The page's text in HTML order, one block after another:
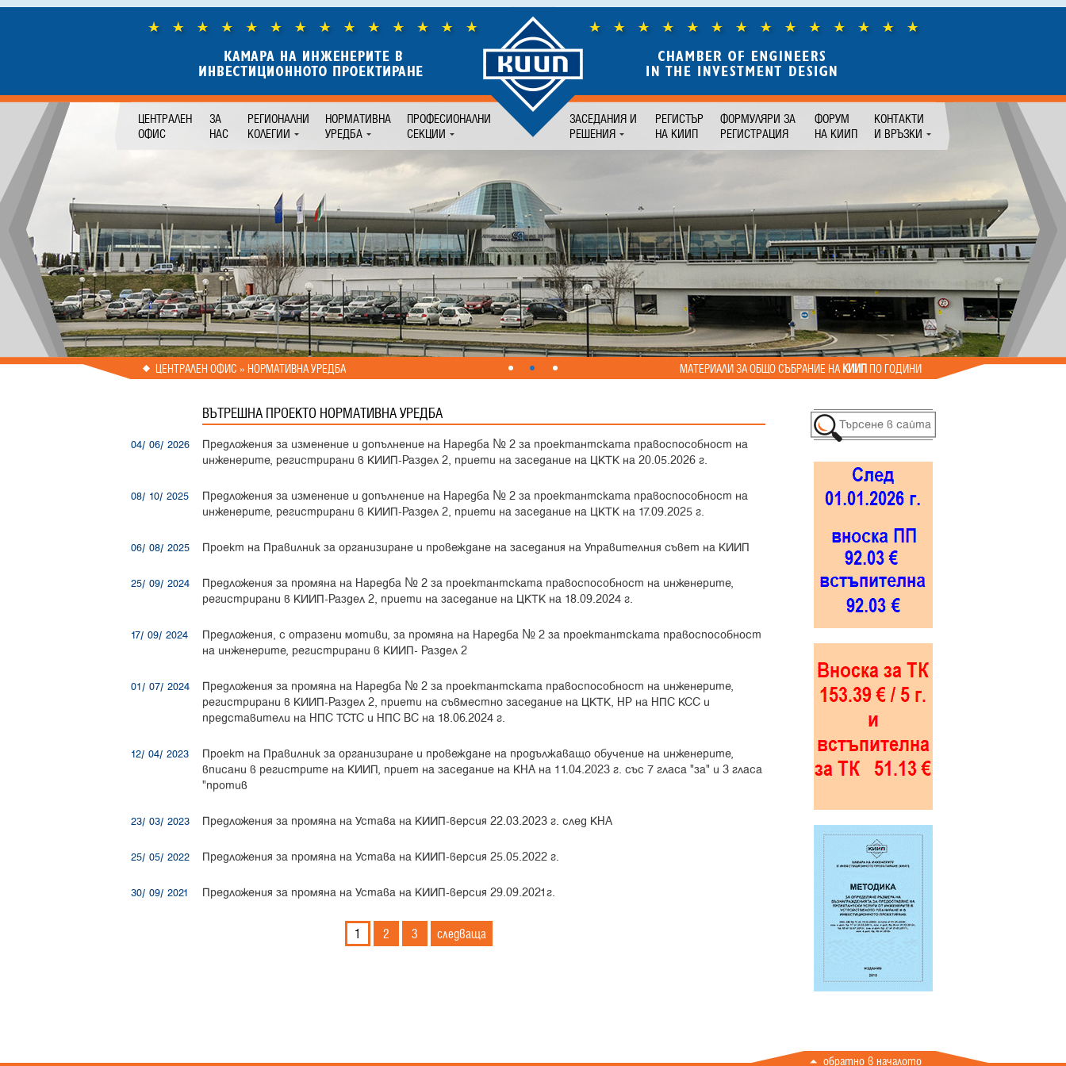
PrevNext
ЦЕНТРАЛЕН
ОФИС
ЗА
НАС
РЕГИОНАЛНИ
КОЛЕГИИ
НОРМАТИВНА
УРЕДБА
ПРОФЕСИОНАЛНИ
СЕКЦИИ
ЗАСЕДАНИЯ И
РЕШЕНИЯ
РЕГИСТЪР
НА КИИП
ФОРМУЛЯРИ ЗА
РЕГИСТРАЦИЯ
ФОРУМ
НА КИИП
КОНТАКТИ
И ВРЪЗКИ
ЦЕНТРАЛЕН ОФИС » НОРМАТИВНА УРЕДБА МАТЕРИАЛИ ЗА ОБЩО СЪБРАНИЕ НАКИИППО ГОДИНИ
ВЪТРЕШНА ПРОЕКТО НОРМАТИВНА УРЕДБА
04/ 06/ 2026
Предложения за изменение и допълнение на Наредба № 2 за проектантската правоспособност на
инженерите, регистрирани в КИИП-Раздел 2, приети на заседание на ЦКТК на 20.05.2026 г.
08/ 10/ 2025
Предложения за изменение и допълнение на Наредба № 2 за проектантската правоспособност на
инженерите, регистрирани в КИИП-Раздел 2, приети на заседание на ЦКТК на 17.09.2025 г.
06/ 08/ 2025 Проект на Правилник за организиране и провеждане на заседания на Управителния съвет на КИИП
25/ 09/ 2024
Предложения за промяна на Наредба № 2 за проектантската правоспособност на инженерите,
регистрирани в КИИП-Раздел 2, приети на заседание на ЦКТК на 18.09.2024 г.
17/ 09/ 2024
Предложения, с отразени мотиви, за промяна на Наредба № 2 за проектантската правоспособност
на инженерите, регистрирани в КИИП- Раздел 2
01/ 07/ 2024
Предложения за промяна на Наредба № 2 за проектантската правоспособност на инженерите,
регистрирани в КИИП-Раздел 2, приети на съвместно заседание на ЦКТК, НР на НПС КСС и
представители на НПС ТСТС и НПС ВС на 18.06.2024 г.
12/ 04/ 2023
Проект на Правилник за организиране и провеждане на продължаващо обучение на инженерите,
вписани в регистрите на КИИП, приет на заседание на КНА на 11.04.2023 г. със 7 гласа "за" и 3 гласа
"против
23/ 03/ 2023 Предложения за промяна на Устава на КИИП-версия 22.03.2023 г. след КНА
25/ 05/ 2022 Предложения за промяна на Устава на КИИП-версия 25.05.2022 г.
30/ 09/ 2021 Предложения за промяна на Устава на КИИП-версия 29.09.2021г.
1 2 3 следваща
обратно в началото